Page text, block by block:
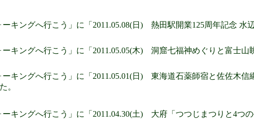
キングへ行こう」に「2011.05.08(日) 熱田駅開業125周年記念 水
キングへ行こう」に「2011.05.05(木) 洞窟七福神めぐりと富士山
キングへ行こう」に「2011.05.01(日) 東海道石薬師宿と佐佐木信
。
キングへ行こう」に「2011.04.30(土) 大府「つつじまつりと4つ